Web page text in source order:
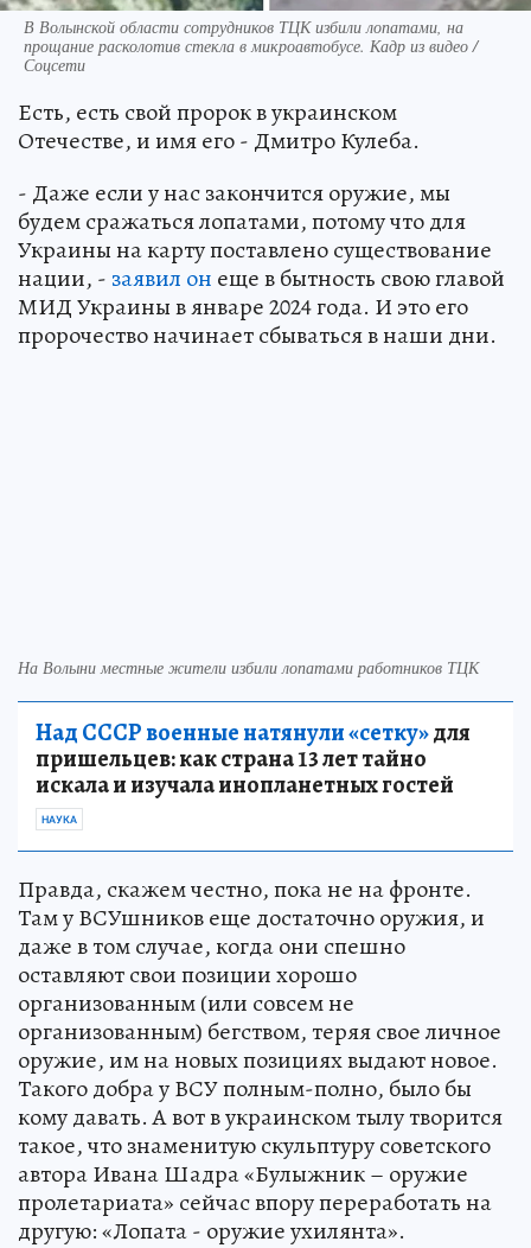
В Волынской области сотрудников ТЦК избили лопатами, на
прощание расколотив стекла в микроавтобусе. Кадр из видео /
Соцсети
Есть, есть свой пророк в украинском
Отечестве, и имя его - Дмитро Кулеба.
- Даже если у нас закончится оружие, мы
будем сражаться лопатами, потому что для
Украины на карту поставлено существование
нации, - заявил он еще в бытность свою главой
МИД Украины в январе 2024 года. И это его
пророчество начинает сбываться в наши дни.
На Волыни местные жители избили лопатами работников ТЦК
Над СССР военные натянули «сетку»для
пришельцев: как страна 13 лет тайно
искала и изучала инопланетных гостей
НАУКА
Правда, скажем честно, пока не на фронте.
Там у ВСУшников еще достаточно оружия, и
даже в том случае, когда они спешно
оставляют свои позиции хорошо
организованным (или совсем не
организованным) бегством, теряя свое личное
оружие, им на новых позициях выдают новое.
Такого добра у ВСУ полным-полно, было бы
кому давать. А вот в украинском тылу творится
такое, что знаменитую скульптуру советского
автора Ивана Шадра «Булыжник – оружие
пролетариата» сейчас впору переработать на
другую: «Лопата - оружие ухилянта».